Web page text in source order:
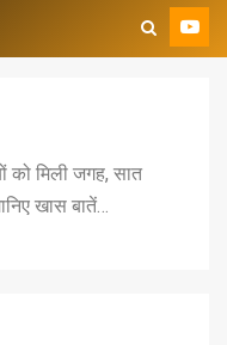
को मिली जगह, सात
खास बातें…